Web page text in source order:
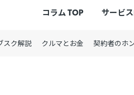
コラム TOP サービ
スク解説 クルマとお金 契約者のホ